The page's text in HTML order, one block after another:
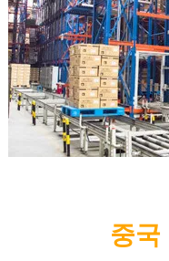
중국